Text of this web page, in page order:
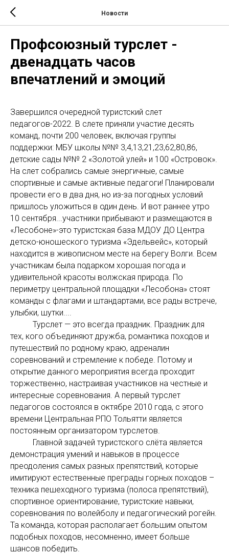
Новости
Профсоюзный турслет -
двенадцать часов
впечатлений и эмоций
Завершился очередной туристский слет
педагогов-2022. В слете приняли участие десять
команд, почти 200 человек, включая группы
поддержки: МБУ школы №№ 3,4,13,21,23,62,80,86,
детские сады №№ 2 «Золотой улей» и 100 «Островок».
На слет собрались самые энергичные, самые
спортивные и самые активные педагоги! Планировали
провести его в два дня, но из-за погодных условий
пришлось уложиться в один день. И вот раннее утро
10 сентября...участники прибывают и размещаются в
«Лесобоне»-это туристская база МДОУ ДО Центра
детско-юношеского туризма «Эдельвейс», который
находится в живописном месте на берегу Волги. Всем
участникам была подарком хорошая погода и
удивительной красоты волжская природа. По
периметру центральной площадки «Лесобона» стоят
команды с флагами и штандартами, все рады встрече,
улыбки, шутки....
Турслет — это всегда праздник. Праздник для
тех, кого объединяют дружба, романтика походов и
путешествий по родному краю, адреналин
соревнований и стремление к победе. Потому и
открытие данного мероприятия всегда проходит
торжественно, настраивая участников на честные и
интересные соревнования. А первый турслет
педагогов состоялся в октябре 2010 года, с этого
времени Центральная РПО Тольятти является
постоянным организатором турслетов.
Главной задачей туристского слёта является
демонстрация умений и навыков в процессе
преодоления самых разных препятствий, которые
имитируют естественные преграды горных походов –
техника пешеходного туризма (полоса препятствий),
спортивное ориентирование, туристские навыки,
соревнования по волейболу и педагогический рогейн.
Та команда, которая располагает большим опытом
подобных походов, несомненно, имеет больше
шансов победить.